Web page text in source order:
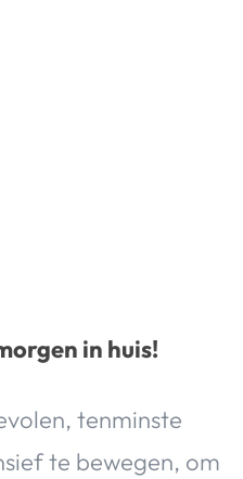
in huis!
tenminste
te bewegen, om